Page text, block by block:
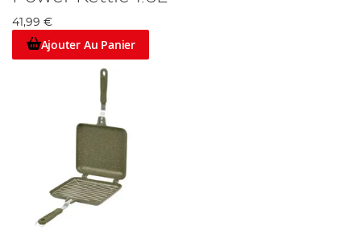
41,99 €
Ajouter Au Panier